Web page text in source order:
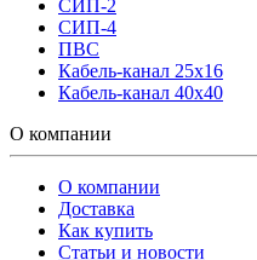
СИП-2
СИП-4
ПВС
Кабель-канал 25х16
Кабель-канал 40х40
О компании
О компании
Доставка
Как купить
Статьи и новости